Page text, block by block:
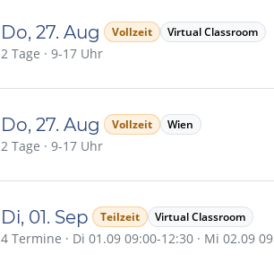
Do, 27. Aug Vollzeit Virtual Classroom
2 Tage · 9-17 Uhr
Do, 27. Aug Vollzeit Wien
2 Tage · 9-17 Uhr
Di, 01. Sep Teilzeit Virtual Classroom
4 Termine · Di 01.09 09:00-12:30 · Mi 02.09